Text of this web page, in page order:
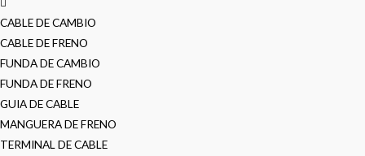
CABLE DE CAMBIO
CABLE DE FRENO
FUNDA DE CAMBIO
FUNDA DE FRENO
GUIA DE CABLE
MANGUERA DE FRENO
TERMINAL DE CABLE